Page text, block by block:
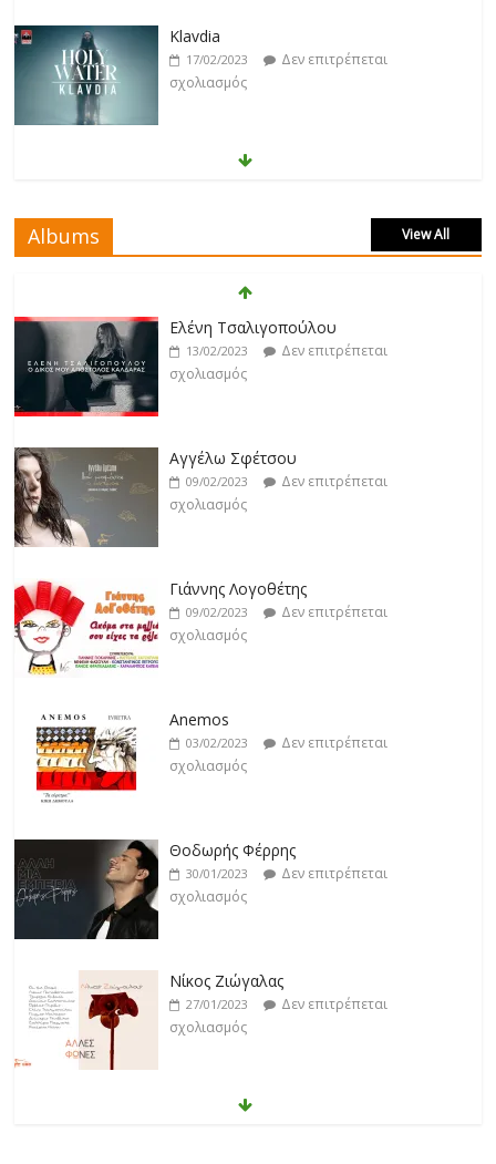
Klavdia
17/02/2023
Δεν επιτρέπεται
σχολιασμός
Άρτεμις Ρέντζιου
19/02/2023
Δεν επιτρέπεται
σχολιασμός
18/02/2023
Δεν επιτρέπεται
σχολιασμός
17/02/2023
Δεν επιτρέπεται
σχολιασμός
Albums View All
Ελένη Τσαλιγοπούλου
13/02/2023
Δεν επιτρέπεται
σχολιασμός
Αγγέλω Σφέτσου
09/02/2023
Δεν επιτρέπεται
σχολιασμός
Γιάννης Λογοθέτης
09/02/2023
Δεν επιτρέπεται
σχολιασμός
Anemos
03/02/2023
Δεν επιτρέπεται
σχολιασμός
Θοδωρής Φέρρης
30/01/2023
Δεν επιτρέπεται
σχολιασμός
Νίκος Ζιώγαλας
27/01/2023
Δεν επιτρέπεται
σχολιασμός
Απόστολος Ρίζος